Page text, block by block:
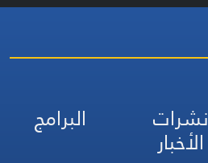
نشرات
الأخبار
البرامج